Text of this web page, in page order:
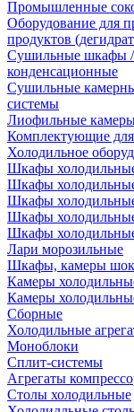
Промышленные
Оборудование для
продуктов
Сушильные шкафы /
конденсационные
Сушильные
системы
Лиофильные
Комплектующие
Холодильное
Шкафы
Шкафы
Шкафы
Шкафы
Шкафы
Лари морозильные
Шкафы, камеры
Камеры
Камеры
Сборные
Холодильные
Моноблоки
Сплит-системы
Агрегаты
Столы холодильные